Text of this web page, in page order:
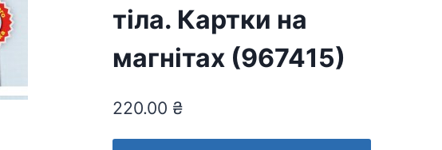
тіла. Картки на
магнітах (967415)
220.00 ₴